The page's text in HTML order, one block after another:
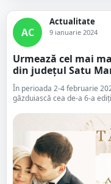
AC
Actualitate
9 ianuarie 2024
Urmează cel mai
din județul Satu
În perioada 2-4 februarie
găzduiască cea de-a 6-a